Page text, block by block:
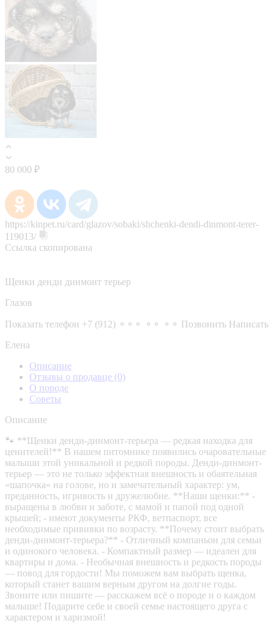
80 000 ₽
https://kinpet.ru/card/glazov/sobaki/shchenki-dendi-dinmont-terer-
119013/
Ссылка скопирована
Щенки денди динмонт терьер
Глазов
Показать телефон +7 (912) ⚬⚬⚬ ⚬⚬ ⚬⚬ Позвонить Написать
Елена
Описание
Отзывы о продавце (0)
О породе
Советы
Описание
🐾 **Щенки денди-динмонт-терьера — редкая находка для
ценителей!** В нашем питомнике появились очаровательные
малыши этой уникальной и редкой породы. Денди-динмонт-
терьер — это не только эффектная внешность и обаятельная
«шапочка» на голове, но и замечательный характер: ум,
преданность, игривость и дружелюбие. **Наши щенки:** -
выращены в любви и заботе, с мамой и папой под одной
крышей; - имеют документы РКФ, ветпаспорт, все
необходимые прививки по возрасту. **Почему стоит выбрать
денди-динмонт-терьера?** - Отличный компаньон для семьи
и одинокого человека. - Компактный размер — идеален для
квартиры и дома. - Необычная внешность и редкость породы
— повод для гордости! Мы поможем вам выбрать щенка,
который станет вашим верным другом на долгие годы.
Звоните или пишите — расскажем всё о породе и о каждом
малыше! Подарите себе и своей семье настоящего друга с
характером и харизмой!